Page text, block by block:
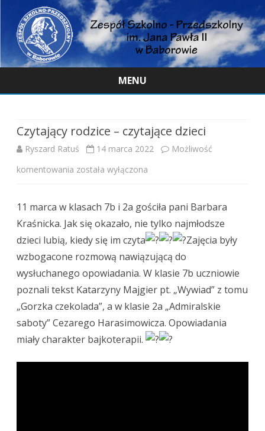
MENU
Czytający rodzice – czytające dzieci
Ryszard Ratuś 14 marca 2022
Możliwość
komentowania Czytający
–
czytające
została wyłączona
11 marca w klasach 7b i 2a gościła pani Barbara
Kraśnicka. Jak się okazało, nie tylko najmłodsze
dzieci lubią, kiedy się im czyta
Zajęcia były
wzbogacone rozmową nawiązującą do
wysłuchanego opowiadania. W klasie 7b uczniowie
poznali tekst Katarzyny Majgier pt. „Wywiad” z tomu
„Gorzka czekolada”, a w klasie 2a „Admiralskie
saboty” Cezarego Harasimowicza. Opowiadania
miały charakter bajkoterapii.